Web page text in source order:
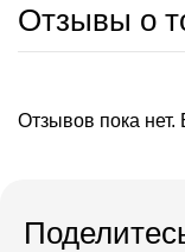
Отзывы о
Отзывов пока нет.